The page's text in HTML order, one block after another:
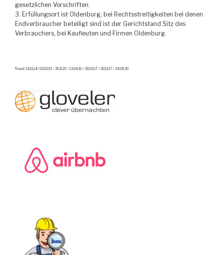
gesetzlichen Vorschriften.
3. Erfüllungsort ist Oldenburg, bei Rechtsstreitigkeiten bei denen
Endverbraucher beteiligt sind ist der Gerichtstand Sitz des
Verbrauchers, bei Kaufleuten und Firmen Oldenburg.
Stand: 14.11.14/ 03.02.15 / 26.11.15 / 13.04.16 / 30.03.17 / 30.11.17 / 24.09.20